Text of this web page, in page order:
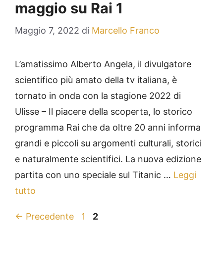
maggio su Rai 1
Maggio 7, 2022 di Marcello Franco
L’amatissimo Alberto Angela, il divulgatore
scientifico più amato della tv italiana, è
tornato in onda con la stagione 2022 di
Ulisse – Il piacere della scoperta, lo storico
programma Rai che da oltre 20 anni informa
grandi e piccoli su argomenti culturali, storici
e naturalmente scientifici. La nuova edizione
partita con uno speciale sul Titanic … Leggi
tutto
← Precedente Pagina
1 Pagina
2